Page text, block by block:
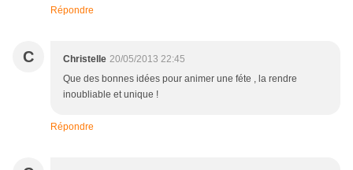
Répondre
C Christelle 20/05/2013 22:45
Que des bonnes idées pour animer une féte , la rendre
inoubliable et unique !
Répondre